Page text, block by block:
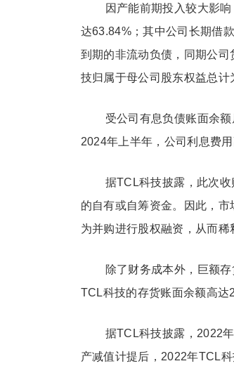
因产能前期投入较大影
达63.84%；其中公司长期借
到期的非流动负债，同期公
技归属于母公司股东权益总计
受公司有息负债账面余
2024年上半年，公司利息费
据TCL科技披露，此次
的自有或自筹资金。因此，
为并购进行股权融资，从而稀
除了财务成本外，巨额
TCL科技的存货账面余额高达
据TCL科技披露，2022
产减值计提后，2022年TCL